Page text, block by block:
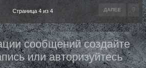
ДАЛЕЕ
Страница 4 из 4
сообщений создайте
или авторизуйтесь